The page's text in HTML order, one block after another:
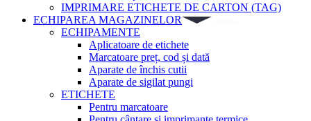
IMPRIMARE ETICHETE DE CARTON (TAG)
ECHIPAREA MAGAZINELOR
ECHIPAMENTE
Aplicatoare de etichete
Marcatoare preț, cod și dată
Aparate de închis cutii
Aparate de sigilat pungi
ETICHETE
Pentru marcatoare